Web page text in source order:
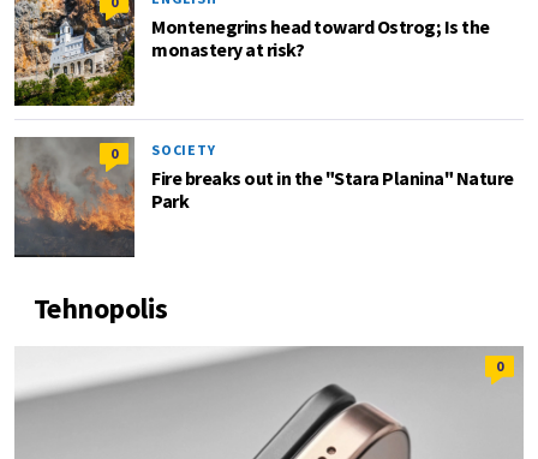
Montenegrins head toward Ostrog; Is the
monastery at risk?
0 SOCIETY
Fire breaks out in the "Stara Planina" Nature
Park
Tehnopolis
0